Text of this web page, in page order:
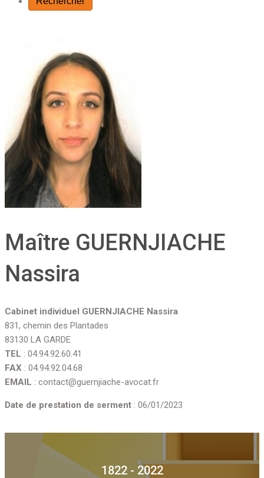
Maître GUERNJIACHE
Nassira
Cabinet individuel GUERNJIACHE Nassira
831, chemin des Plantades
83130 LA GARDE
TEL : 04.94.92.60.41
FAX : 04.94.92.04.68
EMAIL : contact@guernjiache-avocat.fr
Date de prestation de serment : 06/01/2023
1822 - 2022